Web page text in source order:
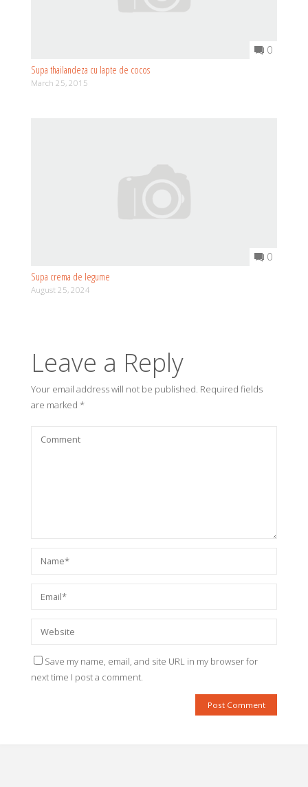
0
Supa thailandeza cu lapte de cocos
March 25, 2015
0
Supa crema de legume
August 25, 2024
Leave a Reply
Your email address will not be published. Required fields
are marked *
Save my name, email, and site URL in my browser for
next time I post a comment.